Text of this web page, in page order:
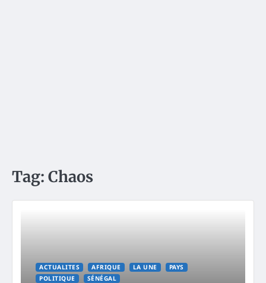
Tag: Chaos
ACTUALITES AFRIQUE LA UNE
PAYS
POLITIQUE
SÉNÉGAL